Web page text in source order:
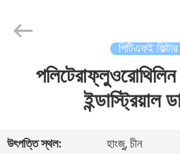
Copyright
industrialfilterbag.com.
পিটিএফই
ইন্ডাস্ট্রিয়াল
উৎপত্তি স্থল:
হাংজু, চীন